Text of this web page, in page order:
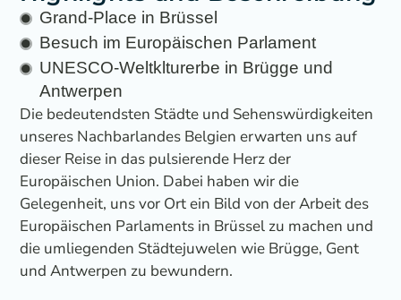
Grand-Place in Brüssel
Besuch im Europäischen Parlament
UNESCO-Weltklturerbe in Brügge und
Antwerpen
Die bedeutendsten Städte und Sehenswürdigkeiten
unseres Nachbarlandes Belgien erwarten uns auf
dieser Reise in das pulsierende Herz der
Europäischen Union. Dabei haben wir die
Gelegenheit, uns vor Ort ein Bild von der Arbeit des
Europäischen Parlaments in Brüssel zu machen und
die umliegenden Städtejuwelen wie Brügge, Gent
und Antwerpen zu bewundern.